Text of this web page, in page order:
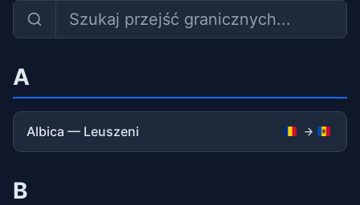
A
Albica — Leuszeni
B